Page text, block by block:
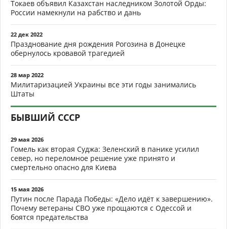
Токаев объявил Казахстан наследником Золотой Орды:
России намекнули на рабство и дань
22 дек 2022
Празднование дня рождения Рогозина в Донецке
обернулось кровавой трагедией
28 мар 2022
Милитаризацией Украины все эти годы занимались
Штаты
БЫВШИЙ СССР
29 мая 2026
Гомель как вторая Суджа: Зеленский в панике усилил
север, но переломное решение уже принято и
смертельно опасно для Киева
15 мая 2026
Путин после Парада Победы: «Дело идёт к завершению».
Почему ветераны СВО уже прощаются с Одессой и
боятся предательства